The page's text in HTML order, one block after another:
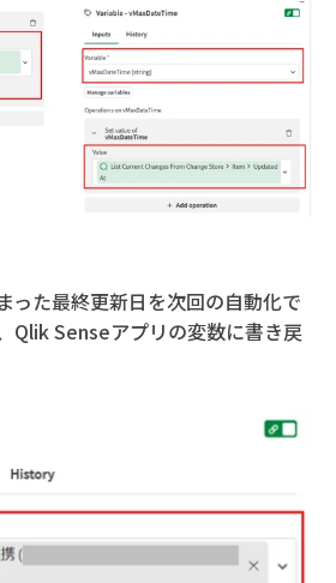
った最終更新日を次回の自動化で
Qlik Senseアプリの変数に書き戻